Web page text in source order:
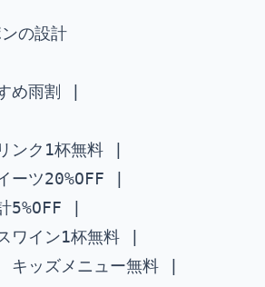
の設計
め雨割 |
ク1杯無料 |
ツ20%OFF |
|
イン1杯無料 |
ッズメニュー無料 |